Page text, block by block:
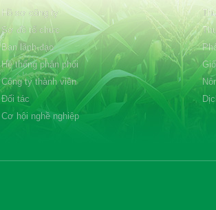
Hồ sơ công ty
Sơ đồ tổ chức
Ban lãnh đạo
Hệ thống phân phối
Công ty thành viên
Đối tác
Cơ hội nghề nghiệp